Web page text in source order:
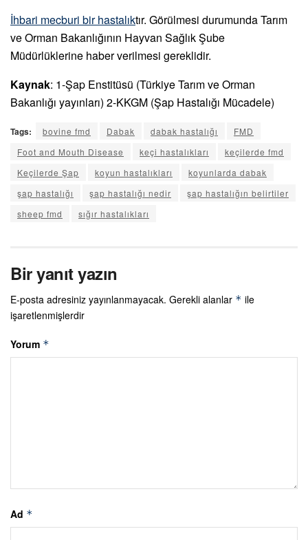
İhbari mecburi bir hastalıktır. Görülmesi durumunda Tarım
ve Orman Bakanlığının Hayvan Sağlık Şube
Müdürlüklerine haber verilmesi gereklidir.
Kaynak: 1-Şap Enstitüsü (Türkiye Tarım ve Orman
Bakanlığı yayınları) 2-KKGM (Şap Hastalığı Mücadele)
Tags: bovine fmd Dabak dabak hastalığı
FMD
Foot and Mouth Disease
keçi hastalıkları
keçilerde fmd
Keçilerde Şap
koyun hastalıkları
koyunlarda dabak
şap hastalığı
şap hastalığı nedir
şap hastalığın belirtiler
sheep fmd
sığır hastalıkları
Bir yanıt yazın
E-posta adresiniz yayınlanmayacak. Gerekli alanlar * ile
işaretlenmişlerdir
Yorum *
Ad *